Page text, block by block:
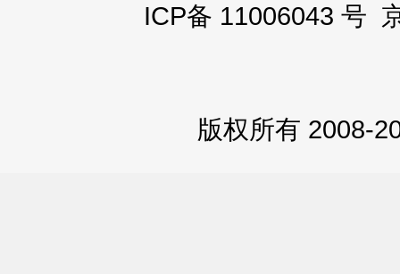
ICP备 11006043 号
版权所有 2008-